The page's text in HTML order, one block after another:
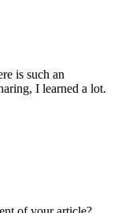
is such an
I learned a lot.